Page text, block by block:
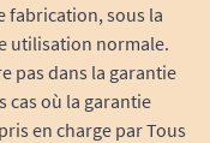
fabrication, sous la
utilisation normale.
pas dans la garantie
cas où la garantie
en charge par Tous